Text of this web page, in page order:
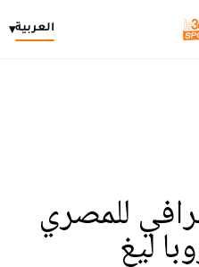
العربية▾
للمصري
ليغ